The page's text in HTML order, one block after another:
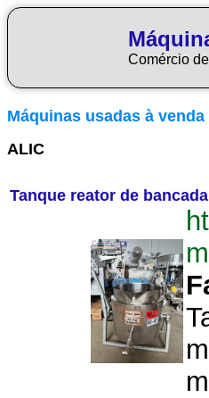
Comércio
Máquinas usadas à venda
ALIC
Tanque reator de